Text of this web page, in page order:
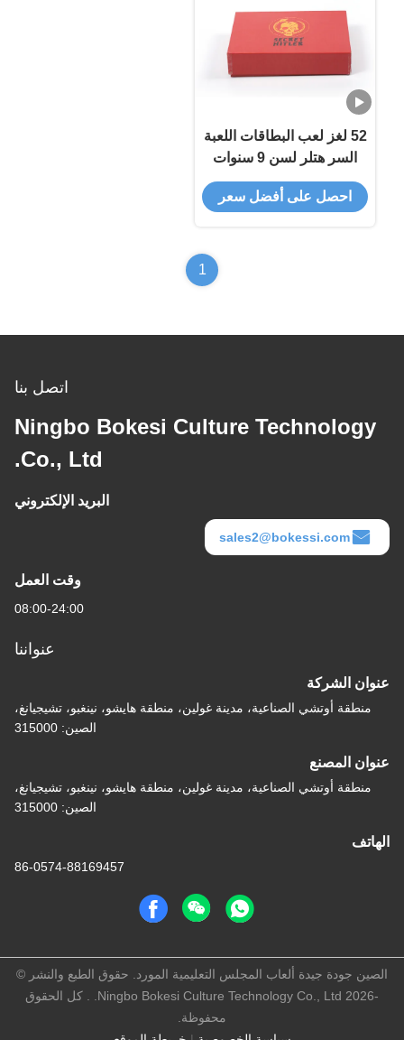
52 لغز لعب البطاقات اللعبة
السر هتلر لسن 9 سنوات
احصل على أفضل سعر
1
اتصل بنا
Ningbo Bokesi Culture Technology
Co., Ltd.
البريد الإلكتروني
sales2@bokessi.com
وقت العمل
08:00-24:00
عنواننا
عنوان الشركة
منطقة أوتشي الصناعية، مدينة غولين، منطقة هايشو، نينغبو، تشيجيانغ،
الصين: 315000
عنوان المصنع
منطقة أوتشي الصناعية، مدينة غولين، منطقة هايشو، نينغبو، تشيجيانغ،
الصين: 315000
الهاتف
86-0574-88169457
الصين جودة جيدة ألعاب المجلس التعليمية المورد. حقوق الطبع والنشر ©
-2026 Ningbo Bokesi Culture Technology Co., Ltd. . كل الحقوق
محفوظة.